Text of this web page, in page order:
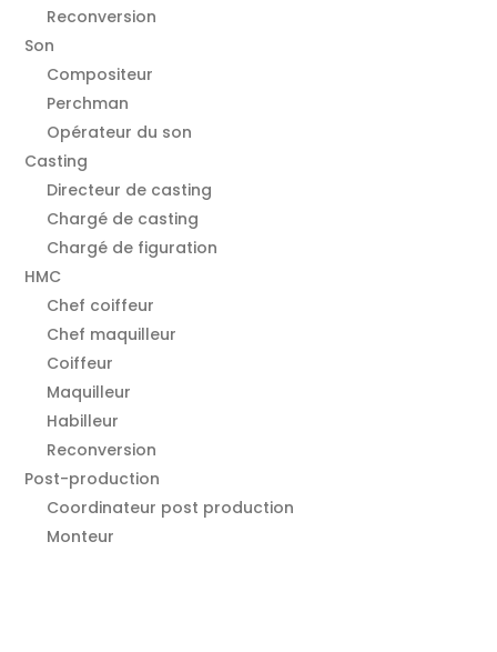
Reconversion
Son
Compositeur
Perchman
Opérateur du son
Casting
Directeur de casting
Chargé de casting
Chargé de figuration
HMC
Chef coiffeur
Chef maquilleur
Coiffeur
Maquilleur
Habilleur
Reconversion
Post-production
Coordinateur post production
Monteur